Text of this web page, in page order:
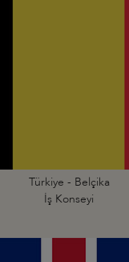
Türkiye - Belçika
İş Konseyi